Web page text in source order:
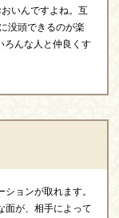
いんですよね。互
没頭できるのが楽
ろんな人と仲良くす
ョンが取れます。
面が、相手によって